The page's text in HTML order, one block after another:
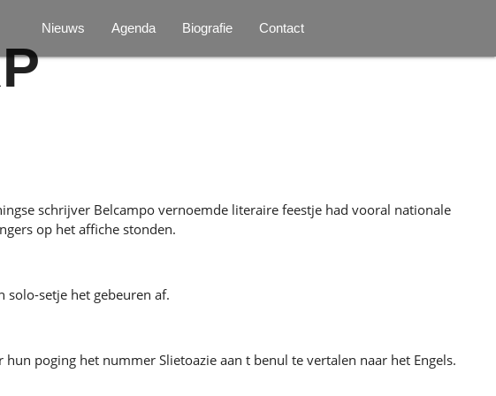
Nieuws Agenda Biografie Contact
schrijver Belcampo vernoemde literaire feestje had vooral nationale
op het affiche stonden.
solo-setje het gebeuren af.
poging het nummer Slietoazie aan t benul te vertalen naar het Engels.